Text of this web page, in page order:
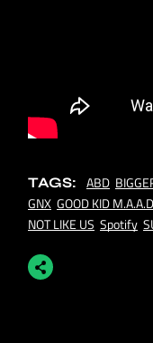
TAGS: ABD
GNX GOOD KID
NOT LIKE US Spotify